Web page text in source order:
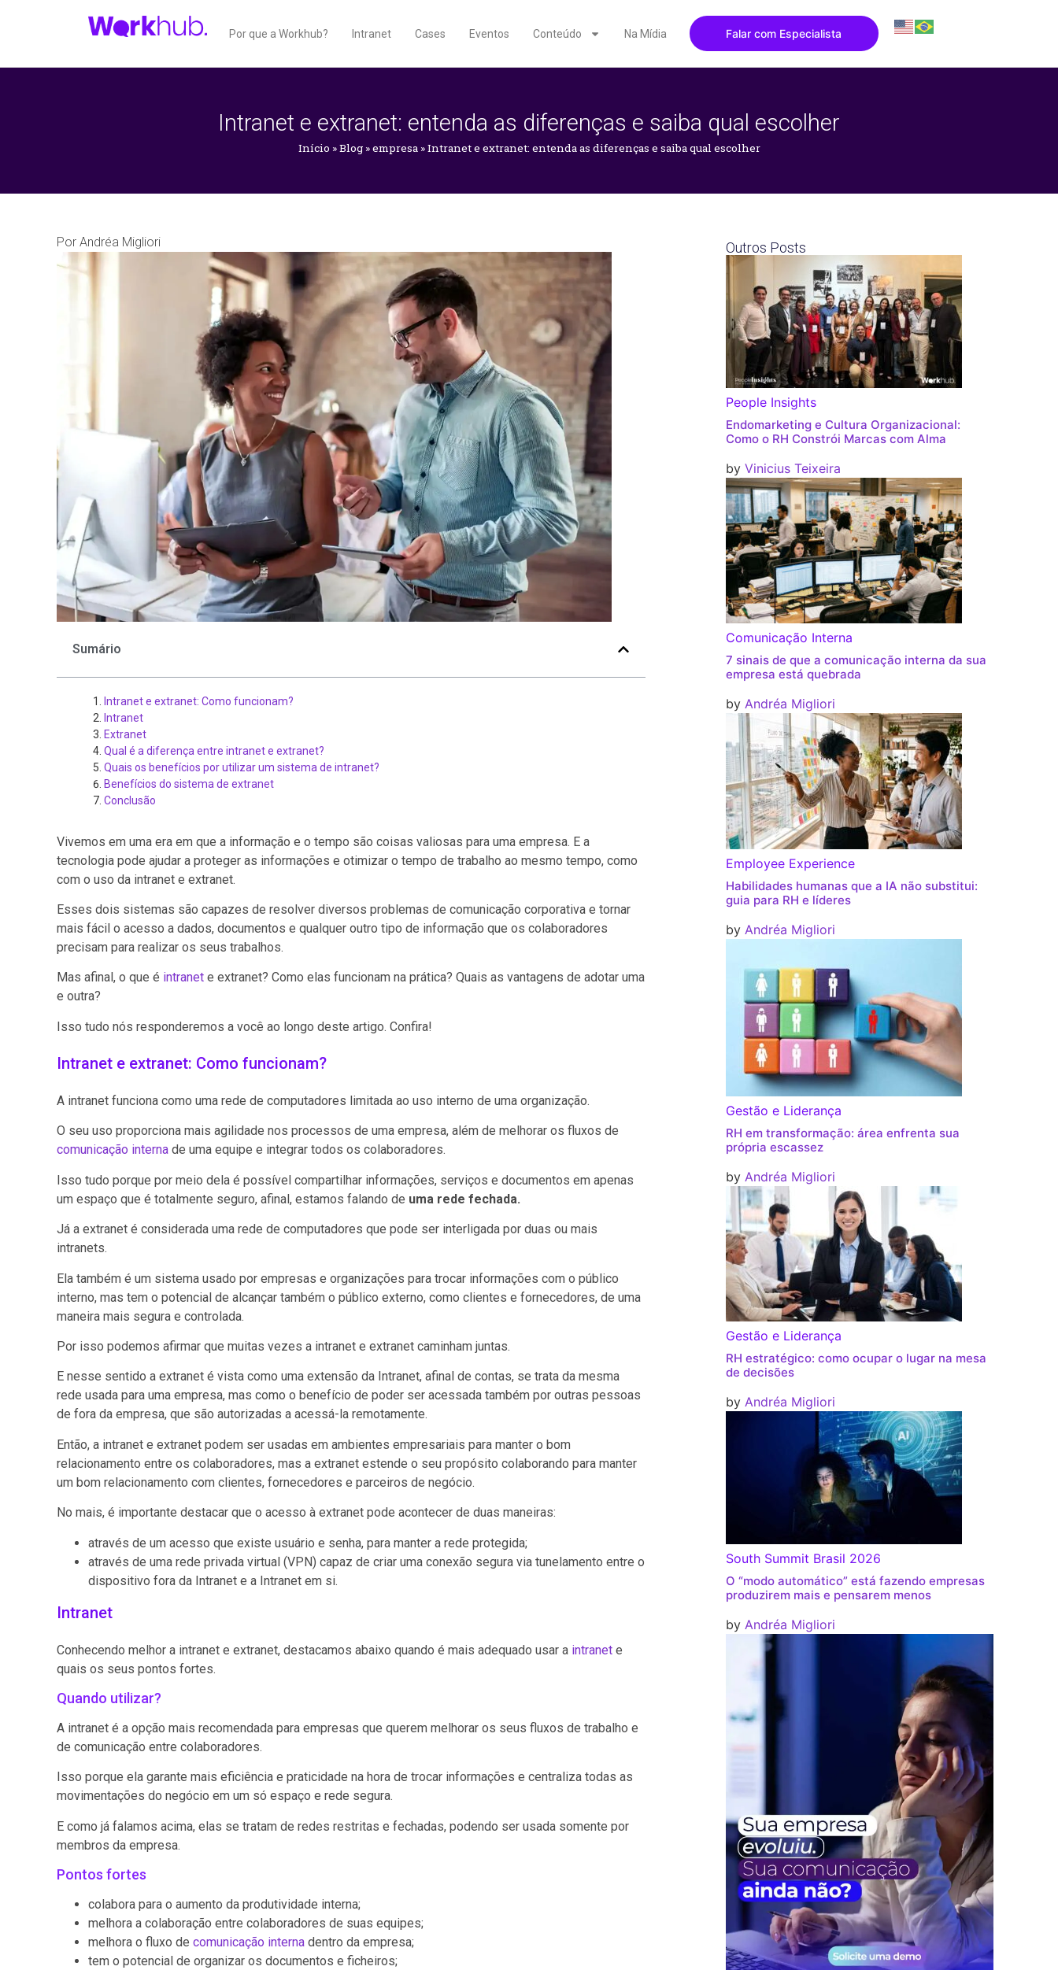
Por que a Workhub? Intranet Cases Eventos Conteúdo Na Mídia Falar com Especialista
Intranet e extranet: entenda as diferenças e saiba qual escolher
Início »Blog»empresa »Intranet e extranet: entenda as diferenças e saiba qual escolher
Por Andréa Migliori
Sumário
Intranet e extranet: Como funcionam?
Intranet
Extranet
Qual é a diferença entre intranet e extranet?
Quais os benefícios por utilizar um sistema de intranet?
Benefícios do sistema de extranet
Conclusão
Vivemos em uma era em que a informação e o tempo são coisas valiosas para uma empresa. E a
tecnologia pode ajudar a proteger as informações e otimizar o tempo de trabalho ao mesmo tempo, como
com o uso da intranet e extranet.
Esses dois sistemas são capazes de resolver diversos problemas de comunicação corporativa e tornar
mais fácil o acesso a dados, documentos e qualquer outro tipo de informação que os colaboradores
precisam para realizar os seus trabalhos.
Mas afinal, o que é intranet e extranet? Como elas funcionam na prática? Quais as vantagens de adotar uma
e outra?
Isso tudo nós responderemos a você ao longo deste artigo. Confira!
Intranet e extranet: Como funcionam?
A intranet funciona como uma rede de computadores limitada ao uso interno de uma organização.
O seu uso proporciona mais agilidade nos processos de uma empresa, além de melhorar os fluxos de
comunicação interna de uma equipe e integrar todos os colaboradores.
Isso tudo porque por meio dela é possível compartilhar informações, serviços e documentos em apenas
um espaço que é totalmente seguro, afinal, estamos falando de uma rede fechada.
Já a extranet é considerada uma rede de computadores que pode ser interligada por duas ou mais
intranets.
Ela também é um sistema usado por empresas e organizações para trocar informações com o público
interno, mas tem o potencial de alcançar também o público externo, como clientes e fornecedores, de uma
maneira mais segura e controlada.
Por isso podemos afirmar que muitas vezes a intranet e extranet caminham juntas.
E nesse sentido a extranet é vista como uma extensão da Intranet, afinal de contas, se trata da mesma
rede usada para uma empresa, mas como o benefício de poder ser acessada também por outras pessoas
de fora da empresa, que são autorizadas a acessá-la remotamente.
Então, a intranet e extranet podem ser usadas em ambientes empresariais para manter o bom
relacionamento entre os colaboradores, mas a extranet estende o seu propósito colaborando para manter
um bom relacionamento com clientes, fornecedores e parceiros de negócio.
No mais, é importante destacar que o acesso à extranet pode acontecer de duas maneiras:
através de um acesso que existe usuário e senha, para manter a rede protegida;
através de uma rede privada virtual (VPN) capaz de criar uma conexão segura via tunelamento entre o
dispositivo fora da Intranet e a Intranet em si.
Intranet
Conhecendo melhor a intranet e extranet, destacamos abaixo quando é mais adequado usar a intranet e
quais os seus pontos fortes.
Quando utilizar?
A intranet é a opção mais recomendada para empresas que querem melhorar os seus fluxos de trabalho e
de comunicação entre colaboradores.
Isso porque ela garante mais eficiência e praticidade na hora de trocar informações e centraliza todas as
movimentações do negócio em um só espaço e rede segura.
E como já falamos acima, elas se tratam de redes restritas e fechadas, podendo ser usada somente por
membros da empresa.
Pontos fortes
colabora para o aumento da produtividade interna;
melhora a colaboração entre colaboradores de suas equipes;
melhora o fluxo de comunicação interna dentro da empresa;
tem o potencial de organizar os documentos e ficheiros;
Outros Posts
People Insights
Endomarketing e Cultura Organizacional:
Como o RH Constrói Marcas com Alma
by Vinicius Teixeira
Comunicação Interna
7 sinais de que a comunicação interna da sua
empresa está quebrada
by Andréa Migliori
Employee Experience
Habilidades humanas que a IA não substitui:
guia para RH e líderes
by Andréa Migliori
Gestão e Liderança
RH em transformação: área enfrenta sua
própria escassez
by Andréa Migliori
Gestão e Liderança
RH estratégico: como ocupar o lugar na mesa
de decisões
by Andréa Migliori
South Summit Brasil 2026
O “modo automático” está fazendo empresas
produzirem mais e pensarem menos
by Andréa Migliori